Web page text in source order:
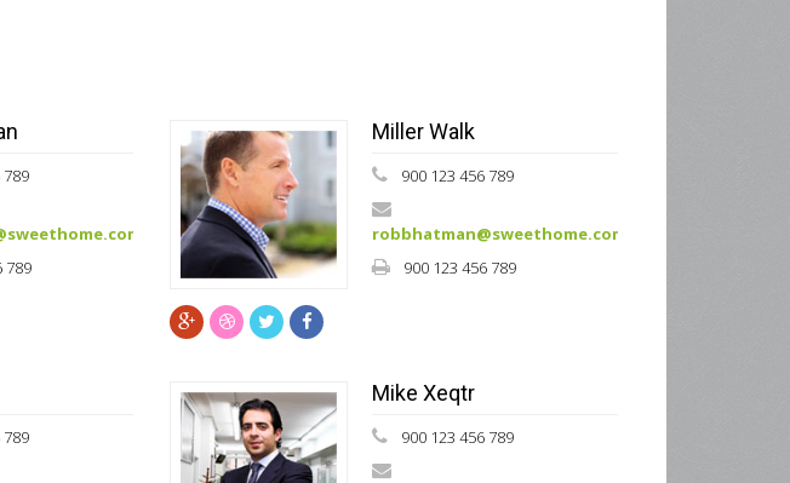
789
789
Miller Walk
900 123 456 789
robbhatman@sweethome.com
900 123 456 789
789
Mike Xeqtr
900 123 456 789